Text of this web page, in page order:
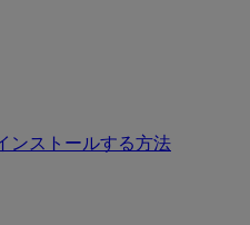
ンストールする方法